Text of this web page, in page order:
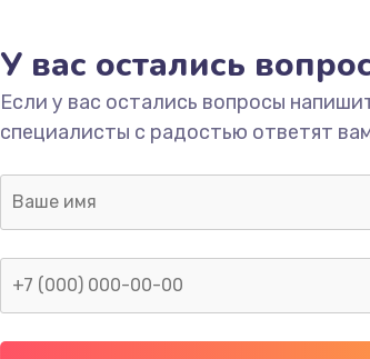
У вас остались
Если у вас остались вопросы
специалисты с радостью ответят